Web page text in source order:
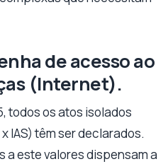
de acesso ao
(Internet).
todos os atos isolados
IAS) têm ser declarados.
a este valores dispensam a